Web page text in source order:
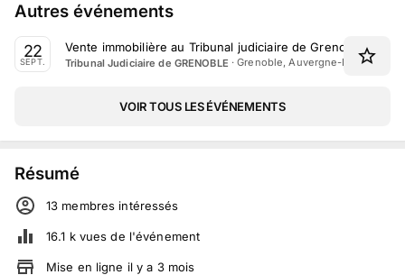
Autres événements
22
SEPT.
Vente immobilière au Tribunal judiciaire de Grenoble le 22
Tribunal Judiciaire de GRENOBLE ·Grenoble, Auvergne-Rhône-
VOIR TOUS LES ÉVÉNEMENTS
Résumé
13 membres intéressés
16.1 kvues de l'événement
Mise en ligne il y a 3 mois